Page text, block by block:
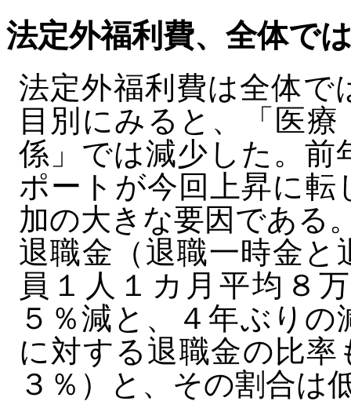
法定外福利費、全体で
法定外福利費は全体で
目別にみると、「医
係」では減少した。前
ポートが今回上昇に転
加の大きな要因である
退職金（退職一時金と
員１人１カ月平均８
５％減と、４年ぶり
に対する退職金の比
３％）と、その割合は